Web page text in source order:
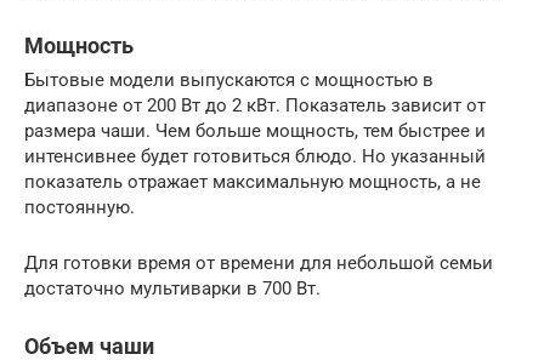
Мощность
Бытовые модели выпускаются с мощностью в
диапазоне от 200 Вт до 2 кВт. Показатель зависит от
размера чаши. Чем больше мощность, тем быстрее и
интенсивнее будет готовиться блюдо. Но указанный
показатель отражает максимальную мощность, а не
постоянную.
Для готовки время от времени для небольшой семьи
достаточно мультиварки в 700 Вт.
Объем чаши